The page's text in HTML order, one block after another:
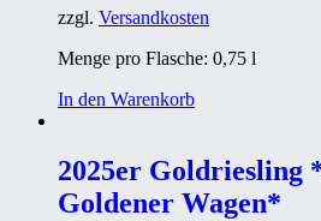
zzgl. Versandkosten
Menge pro Flasche: 0,75 l
In den Warenkorb
2025er Goldriesling
Goldener Wagen*